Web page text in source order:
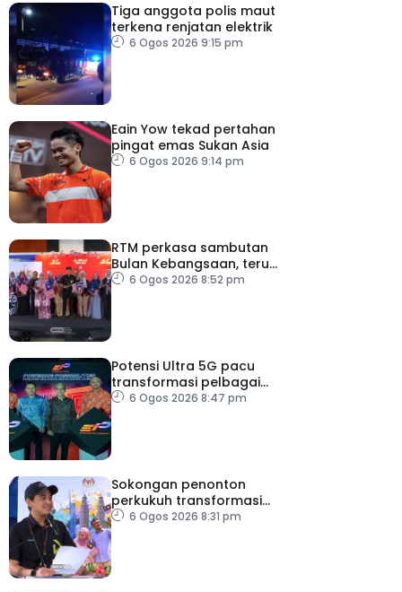
Tiga anggota polis maut
terkena renjatan elektrik
6 Ogos 2026 9:15 pm
Eain Yow tekad pertahan
pingat emas Sukan Asia
6 Ogos 2026 9:14 pm
RTM perkasa sambutan
Bulan Kebangsaan, terus
dekati rakyat
6 Ogos 2026 8:52 pm
Potensi Ultra 5G pacu
transformasi pelbagai
sektor utama
6 Ogos 2026 8:47 pm
Sokongan penonton
perkukuh transformasi
RTM6 Ogos 2026 8:31 pm